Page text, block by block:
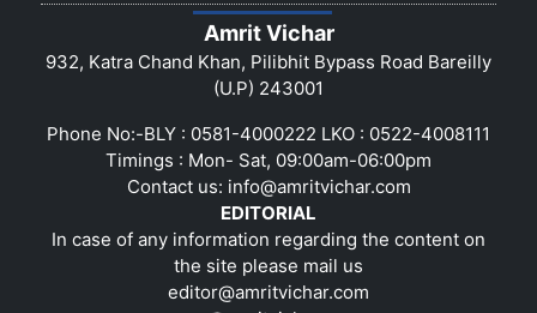
Amrit Vichar
932, Katra Chand Khan, Pilibhit Bypass Road Bareilly
(U.P) 243001
Phone No:-BLY : 0581-4000222 LKO : 0522-4008111
Timings : Mon- Sat, 09:00am-06:00pm
Contact us: info@amritvichar.com
EDITORIAL
In case of any information regarding the content on
the site please mail us
editor@amritvichar.com